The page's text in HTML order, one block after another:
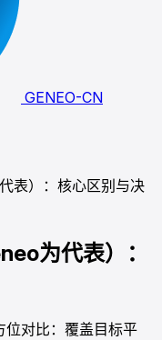
GENEO-CN
表）：核心区别与决
为代表）：
位对比：覆盖目标平